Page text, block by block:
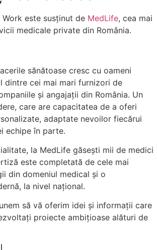
este susținut de MedLife, cea mai
medicale private din România.
sănătoase cresc cu oameni
dintre cei mai mari furnizori de
și angajații din România. Un
care are capacitatea de a oferi
adaptate nevoilor fiecărui
echipe în parte.
la MedLife găsești mii de medici
este completată de cele mai
din domeniul medical și o
la nivel naţional.
să vă oferim idei şi informaţii care
proiecte ambiţioase alături de